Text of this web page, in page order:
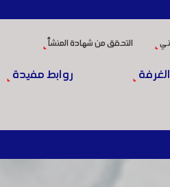
التحقق من شهادة المنشأ
روابط مفيدة